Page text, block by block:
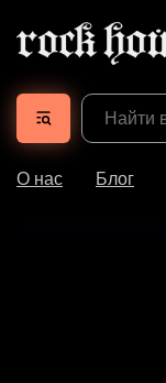
О нас Блог